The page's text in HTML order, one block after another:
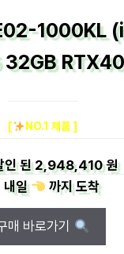
1000KL
32GB
[ NO.1 제품 ]
인 된2,948,410 원
내일
까지도착
매 바로가기